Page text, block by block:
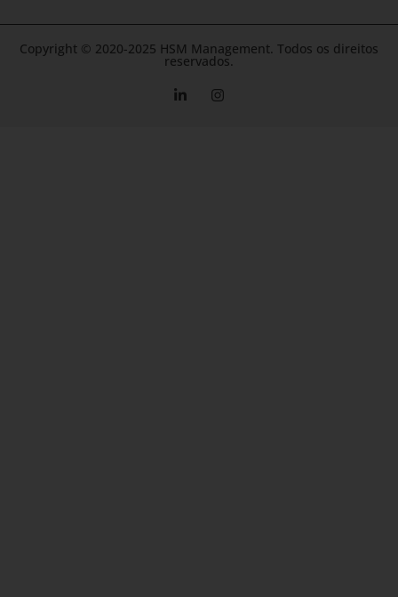
Copyright © 2020-2025 HSM Management. Todos os direitos
reservados.